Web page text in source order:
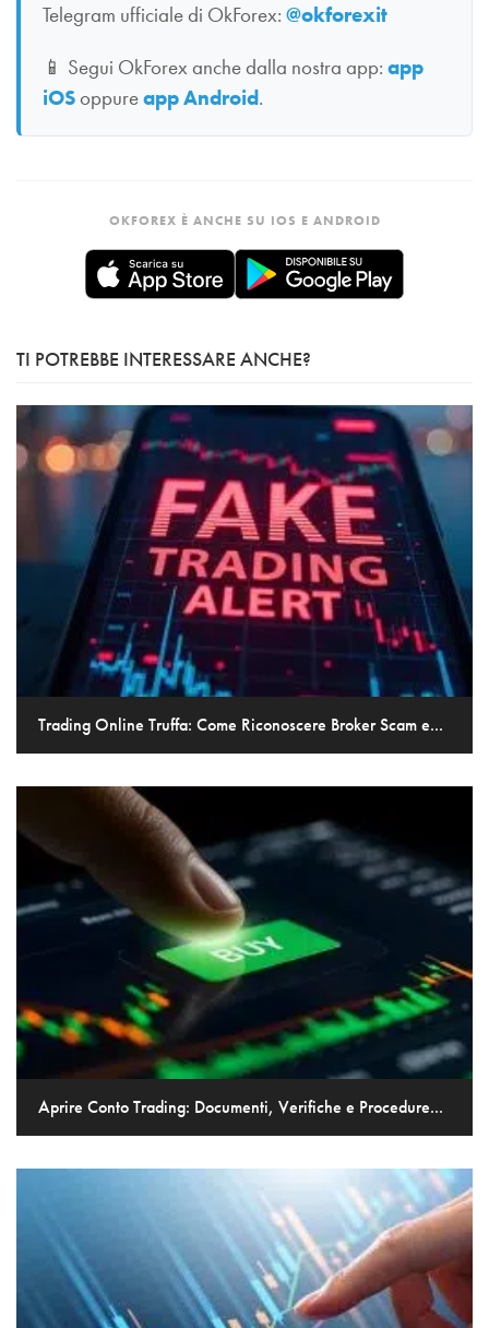
Telegram ufficiale di OkForex: @okforexit
📱 Segui OkForex anche dalla nostra app: app
iOSoppureapp Android.
OKFOREX È ANCHE SU IOS E ANDROID
TI POTREBBE INTERESSARE ANCHE?
Trading Online Truffa: Come Riconoscere Broker Scam e...
Aprire Conto Trading: Documenti, Verifiche e Procedure...